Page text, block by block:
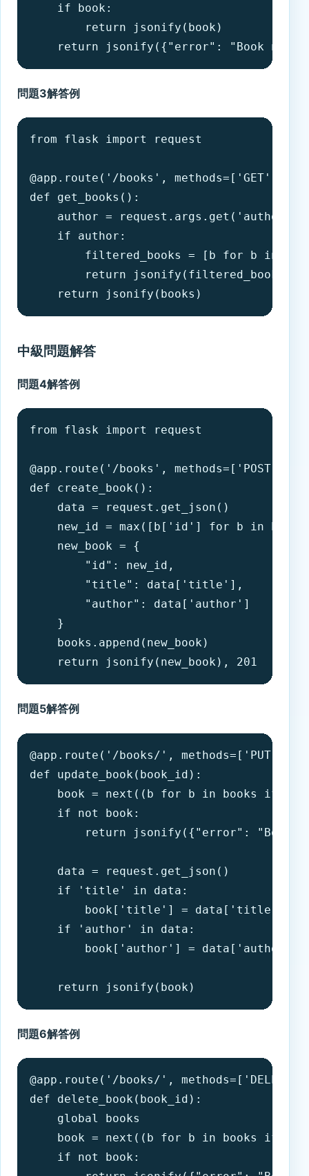
    if book:
        return jsonify(book)
return jsonify({"error": "Book not
問題3解答例
from flask import request
@app.route('/books', methods=['GET'])
def get_books():
    author = request.args.get('author')
    if author:
filtered_books = [b for b in
        return jsonify(filtered_books)
    return jsonify(books)
中級問題解答
問題4解答例
from flask import request
@app.route('/books', methods=['POST'])
def create_book():
    data = request.get_json()
new_id = max([b['id'] for b in
    new_book = {
        "id": new_id,
        "title": data['title'],
        "author": data['author']
    }
    books.append(new_book)
    return jsonify(new_book), 201
問題5解答例
@app.route('/books/ ', methods=['PUT'])
def update_book(book_id):
book = next((b for b in books if
    if not book:
return jsonify({"error": "Book
    data = request.get_json()
    if 'title' in data:
        book['title'] = data['title']
    if 'author' in data:
        book['author'] = data['author']
    return jsonify(book)
問題6解答例
@app.route('/books/ ',
def delete_book(book_id):
    global books
book = next((b for b in books if
    if not book: